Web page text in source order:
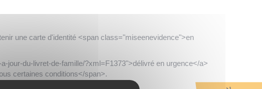
une carte d'identité <span class="miseenevidence">en
jour-du-livret-de-famille/?xml=F1373">délivré en urgence</a>
certaines conditions</span>.